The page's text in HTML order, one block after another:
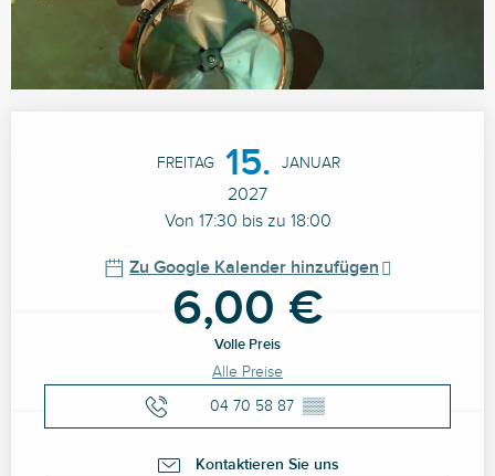
FREITAG 15. JANUAR
2027
Von 17:30 bis zu 18:00
Zu Google Kalender hinzufügen
6,00 €
Volle Preis
Alle Preise
04 70 58 87 ▒▒
Kontaktieren Sie uns